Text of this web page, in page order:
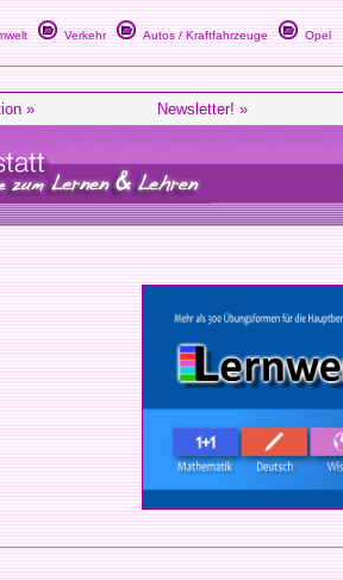
Verkehr Autos / Kraftfahrzeuge Opel
» Newsletter! »